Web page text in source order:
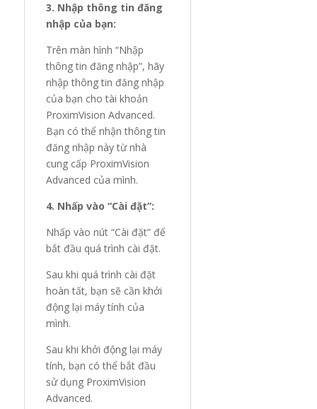
3. Nhập thông tin đăng
nhập của bạn:
Trên màn hình “Nhập
thông tin đăng nhập”, hãy
nhập thông tin đăng nhập
của bạn cho tài khoản
ProximVision Advanced.
Bạn có thể nhận thông tin
đăng nhập này từ nhà
cung cấp ProximVision
Advanced của mình.
4. Nhấp vào “Cài đặt”:
Nhấp vào nút “Cài đặt” để
bắt đầu quá trình cài đặt.
Sau khi quá trình cài đặt
hoàn tất, bạn sẽ cần khởi
động lại máy tính của
mình.
Sau khi khởi động lại máy
tính, bạn có thể bắt đầu
sử dụng ProximVision
Advanced.